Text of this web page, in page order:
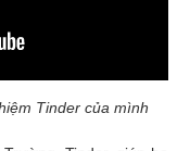
Tinder của mình